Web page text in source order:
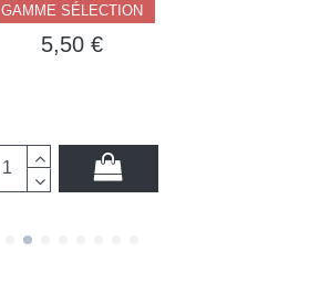
GAMME SÉLECTION
5,50 €